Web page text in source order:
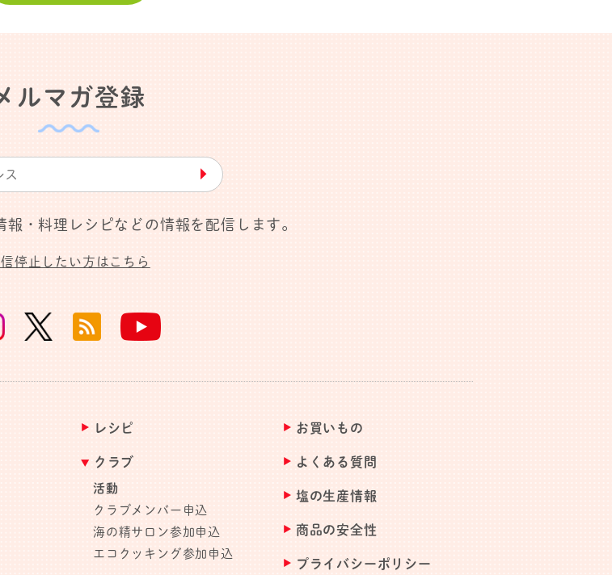
ルマガ登録
▶︎
報・料理レシピなどの情報を配信します。
停止したい方はこちら
レシピ
クラブ
活動
クラブメンバー申込
海の精サロン参加申込
エコクッキング参加申込
お買いもの
よくある質問
塩の生産情報
商品の安全性
プライバシーポリシー